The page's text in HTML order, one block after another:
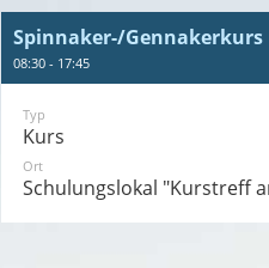
Spinnaker-/Gennakerkurs
08:30 - 17:45
Typ
Kurs
Ort
Schulungslokal "Kurstreff